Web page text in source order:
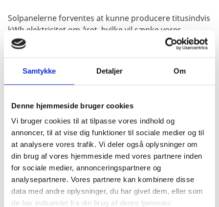
Samtykke Detaljer Om
Denne hjemmeside bruger cookies
Vi bruger cookies til at tilpasse vores indhold og
annoncer, til at vise dig funktioner til sociale medier og til
at analysere vores trafik. Vi deler også oplysninger om
din brug af vores hjemmeside med vores partnere inden
for sociale medier, annonceringspartnere og
analysepartnere. Vores partnere kan kombinere disse
data med andre oplysninger, du har givet dem, eller som
de har indsamlet fra din brug af deres tjenester.
Solpanelerne forventes at kunne producere titusindvis
kWh elektricitet om året, hvilke vil sænke vores
samlede mængde CO2-udledning.
andet er førende inden for salg og produktion af
solpaneler. Vi er derfor glade for at kunne være med
til at sikre en mere bæredygtig og grønnere fremtid.